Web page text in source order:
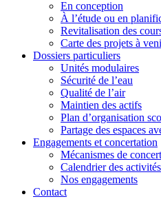
En conception
À l’étude ou en
Revitalisation des
Carte des projets à
Dossiers particuliers
Unités modulaires
Sécurité de l’eau
Qualité de l’air
Maintien des actifs
Plan d’organisation
Partage des espaces
Engagements et concertation
Mécanismes de
Calendrier des activités
Nos engagements
Contact